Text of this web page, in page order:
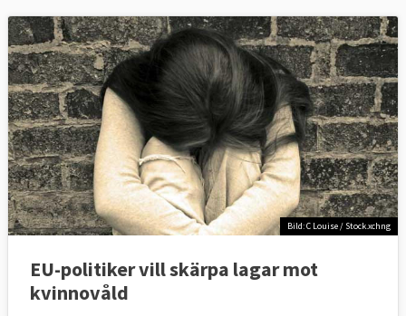
Bild: C Louise / Stock.xchng
EU-politiker vill skärpa lagar mot
kvinnovåld